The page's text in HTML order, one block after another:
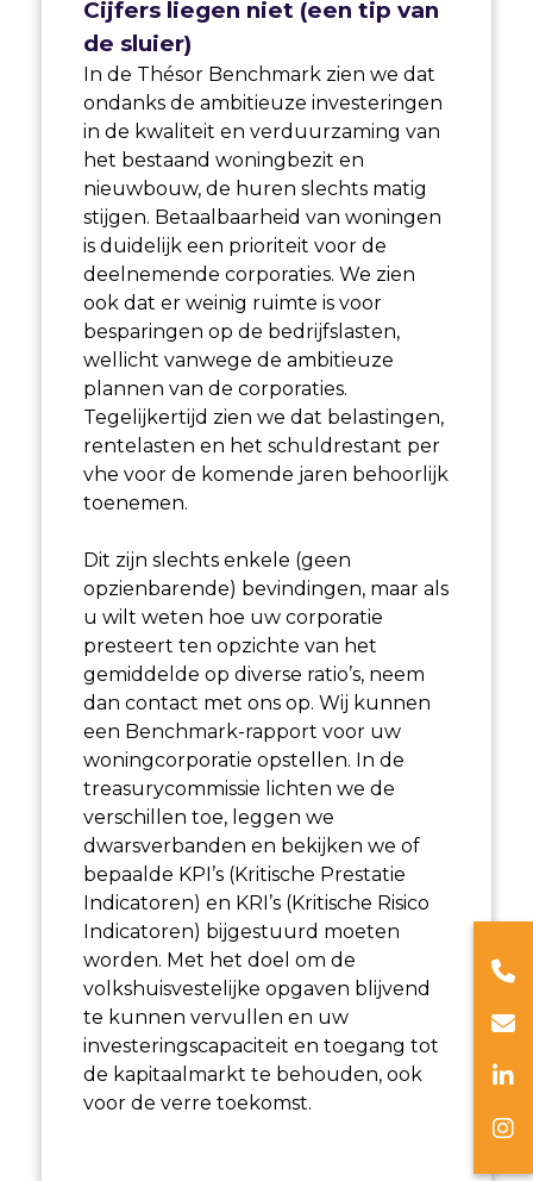
Cijfers liegen niet (een tip van
de sluier)
In de Thésor Benchmark zien we dat
ondanks de ambitieuze investeringen
in de kwaliteit en verduurzaming van
het bestaand woningbezit en
nieuwbouw, de huren slechts matig
stijgen. Betaalbaarheid van woningen
is duidelijk een prioriteit voor de
deelnemende corporaties. We zien
ook dat er weinig ruimte is voor
besparingen op de bedrijfslasten,
wellicht vanwege de ambitieuze
plannen van de corporaties.
Tegelijkertijd zien we dat belastingen,
rentelasten en het schuldrestant per
vhe voor de komende jaren behoorlijk
toenemen.
Dit zijn slechts enkele (geen
opzienbarende) bevindingen, maar als
u wilt weten hoe uw corporatie
presteert ten opzichte van het
gemiddelde op diverse ratio’s, neem
dan contact met ons op. Wij kunnen
een Benchmark-rapport voor uw
woningcorporatie opstellen. In de
treasurycommissie lichten we de
verschillen toe, leggen we
dwarsverbanden en bekijken we of
bepaalde KPI’s (Kritische Prestatie
Indicatoren) en KRI’s (Kritische Risico
Indicatoren) bijgestuurd moeten
worden. Met het doel om de
volkshuisvestelijke opgaven blijvend
te kunnen vervullen en uw
investeringscapaciteit en toegang tot
de kapitaalmarkt te behouden, ook
voor de verre toekomst.